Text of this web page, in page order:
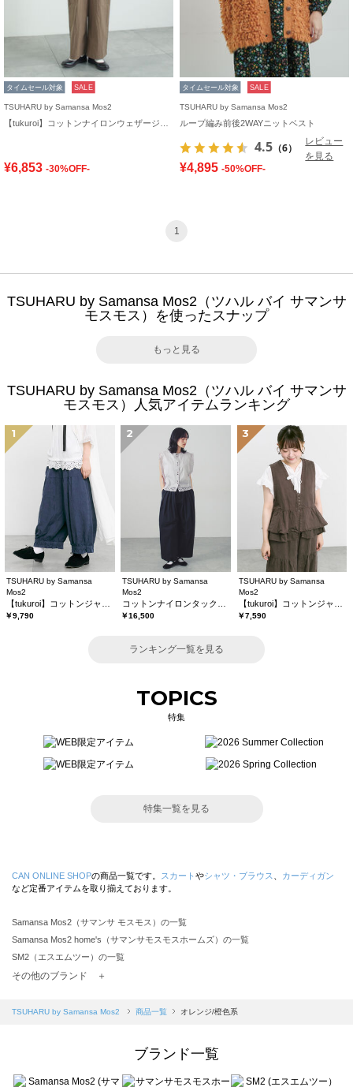
タイムセール対象 SALE
TSUHARU by Samansa Mos2
¥6,853 -30%OFF-
タイムセール対象 SALE
TSUHARU by Samansa Mos2
ループ編み前後2WAYニットベスト
4.5 （6）
レビュー
を見る
¥4,895 -50%OFF-
1
TSUHARU by Samansa Mos2（ツハル バイ サマンサ
モスモス）を使ったスナップ
もっと見る
TSUHARU by Samansa Mos2（ツハル バイ サマンサ
モスモス）人気アイテムランキング
1
TSUHARU by Samansa
Mos2
￥9,790
2
TSUHARU by Samansa
Mos2
￥16,500
3
TSUHARU by Samansa
Mos2
￥7,590
ランキング一覧を見る
TOPICS
特集
特集一覧を見る
CAN ONLINE SHOPの商品一覧です。 スカート やシャツ・ブラウス
カーディガン
など定番アイテムを取り揃えております。
Samansa Mos2（サマンサ モスモス）の一覧
Samansa Mos2 home's（サマンサモスモスホームズ）の一覧
SM2（エスエムツー）の一覧
TSUHARU by Samansa Mos2（ツハルバイサマンサモスモス）の一覧
Samansa Mos2 blue（サマンサモスモス ブルー）の一覧
Te chichi（テチチ）の一覧
その他のブランド ＋
TSUHARU by Samansa Mos2 商品一覧 オレンジ/橙色系
ブランド一覧